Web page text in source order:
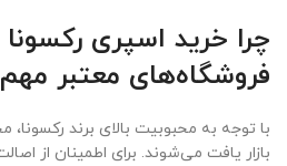
چرا خرید اسپری رکسونا
فروشگاه‌های معتبر
با توجه به محبوبیت بالای برند رکسونا،
بازار یافت می‌شوند. برای اطمینان از